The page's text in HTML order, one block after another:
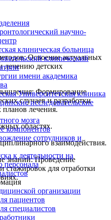
научно-
клиническая больница
клинический
имени академика
Университетская клиника
исследовательские
мозга
компонентов
сотрудников и
к деятельности на
персонала
организации
пациентов
специалистов
Освоение актуальных
лечению детских
Формирование
случаев и разработки
лечения.
областях.
взаимодействия.
знаний: Проведение
стажировок для отработки